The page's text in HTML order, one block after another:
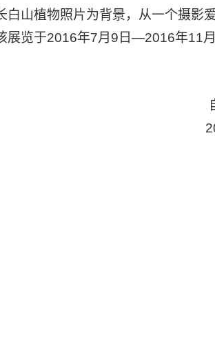
白山植物照片为背景，从一个摄影
展览于2016年7月9日—2016年11月